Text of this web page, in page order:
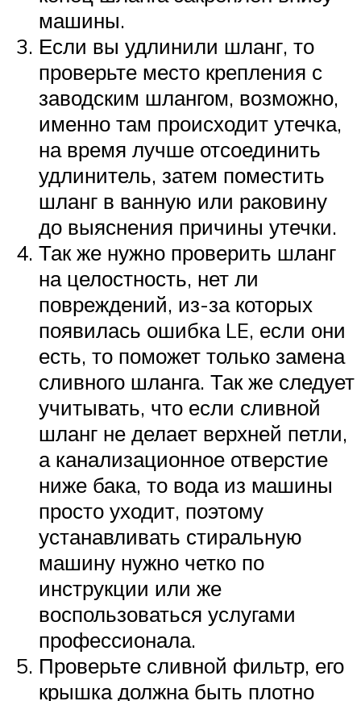
машины.
Если вы удлинили шланг, то
проверьте место крепления с
заводским шлангом, возможно,
именно там происходит утечка,
на время лучше отсоединить
удлинитель, затем поместить
шланг в ванную или раковину
до выяснения причины утечки.
Так же нужно проверить шланг
на целостность, нет ли
повреждений, из-за которых
появилась ошибка LE, если они
есть, то поможет только замена
сливного шланга. Так же следует
учитывать, что если сливной
шланг не делает верхней петли,
а канализационное отверстие
ниже бака, то вода из машины
просто уходит, поэтому
устанавливать стиральную
машину нужно четко по
инструкции или же
воспользоваться услугами
профессионала.
Проверьте сливной фильтр, его
крышка должна быть плотно